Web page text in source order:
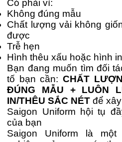
Có phải vì:
Không đúng mẫu
Chất lượng vải không
được
Trễ hẹn
Hình thêu xấu hoặc hình
Bạn đang muốn tìm đối
tố bạn cần: CHẤT
ĐÚNG MẪU + LUÔN
IN/THÊU SẮC NÉT để
Saigon Uniform hội tụ
của bạn
Saigon Uniform là